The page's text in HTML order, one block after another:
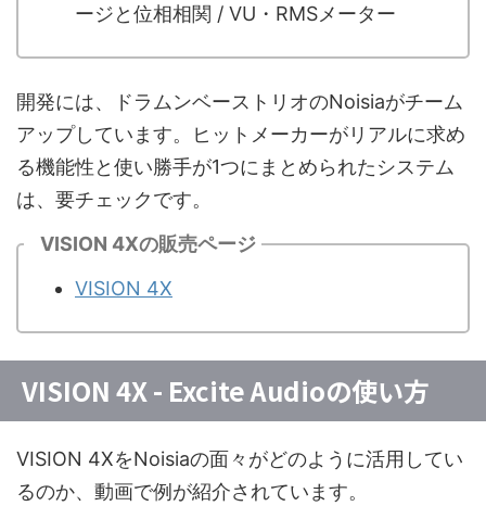
ージと位相相関 / VU・RMSメーター
開発には、ドラムンベーストリオのNoisiaがチーム
アップしています。ヒットメーカーがリアルに求め
る機能性と使い勝手が1つにまとめられたシステム
は、要チェックです。
VISION 4Xの販売ページ
VISION 4X
VISION 4X - Excite Audioの使い方
VISION 4XをNoisiaの面々がどのように活用してい
るのか、動画で例が紹介されています。